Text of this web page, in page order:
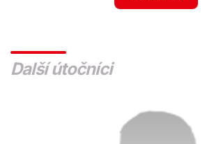
Další útočníci